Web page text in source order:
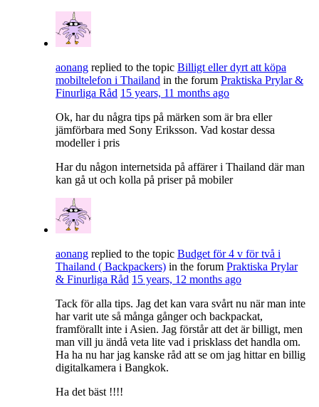
aonang replied to the topic Billigt eller dyrt att köpa
mobiltelefon i Thailand in the forum Praktiska Prylar &
Finurliga Råd 15 years, 11 months ago
Ok, har du några tips på märken som är bra eller
jämförbara med Sony Eriksson. Vad kostar dessa
modeller i pris
Har du någon internetsida på affärer i Thailand där man
kan gå ut och kolla på priser på mobiler
aonang replied to the topic Budget för 4 v för två i
Thailand ( Backpackers) in the forum Praktiska Prylar
& Finurliga Råd 15 years, 12 months ago
Tack för alla tips. Jag det kan vara svårt nu när man inte
har varit ute så många gånger och backpackat,
framförallt inte i Asien. Jag förstår att det är billigt, men
man vill ju ändå veta lite vad i prisklass det handla om.
Ha ha nu har jag kanske råd att se om jag hittar en billig
digitalkamera i Bangkok.
Ha det bäst !!!!